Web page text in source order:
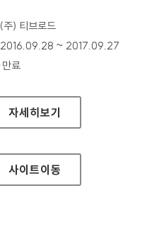
기관명 :
(주) 티브로드
인증기간 :
2016.09.28 ~ 2017.09.27
상태 :
만료
티브로드 대표 홈페이지
자세히보기
사이트이동